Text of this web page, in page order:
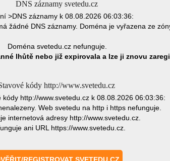
DNS záznamy svetedu.cz
>DNS záznamy k 08.08.2026 06:03:36:
žádné DNS záznamy. Doména je vyřazena ze
Doména svetedu.cz nefunguje.
lhůtě nebo již expirovala a lze ji znovu
kódy http://www.svetedu.cz
kódy http://www.svetedu.cz k 08.08.2026 06:03:36:
Web svetedu na http i https nefunguje.
internetová adresy http://www.svetedu.cz.
ani URL https://www.svetedu.cz.